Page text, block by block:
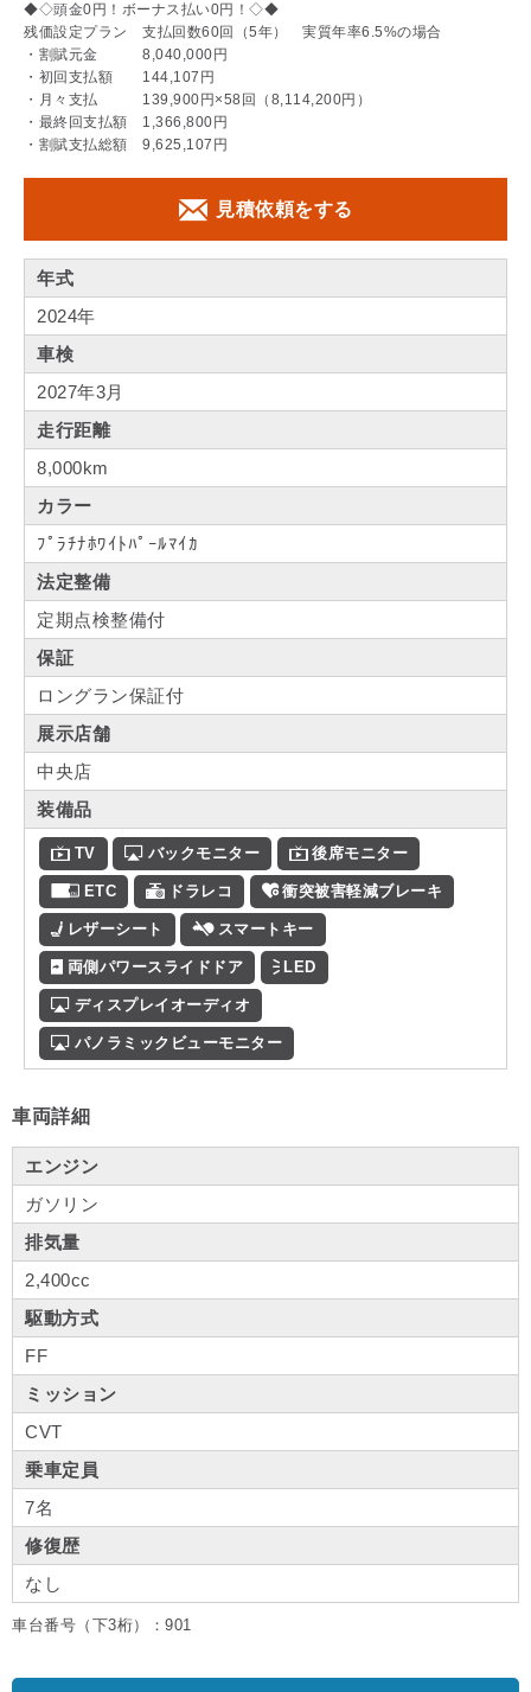
◆◇頭金0円！ボーナス払い0円！◇◆
残価設定プラン 支払回数60回（5年） 実質年率6.5%の場合
・割賦元金 8,040,000円
・初回支払額 144,107円
・月々支払 139,900円×58回（8,114,200円）
・最終回支払額 1,366,800円
・割賦支払総額 9,625,107円
見積依頼をする
年式
2024年
車検
2027年3月
走行距離
8,000km
カラー
ﾌﾟﾗﾁﾅﾎﾜｲﾄﾊﾟｰﾙﾏｲｶ
法定整備
定期点検整備付
保証
ロングラン保証付
展示店舗
中央店
装備品
TV バックモニター 後席モニター
ETC ドラレコ 衝突被害軽減ブレーキ
レザーシート スマートキー
両側パワースライドドア LED
ディスプレイオーディオ
パノラミックビューモニター
車両詳細
エンジン
ガソリン
排気量
2,400cc
駆動方式
FF
ミッション
CVT
乗車定員
7名
修復歴
なし
車台番号（下3桁）：901